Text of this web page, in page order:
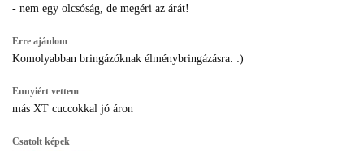
- nem egy olcsóság, de megéri az árát!
Erre ajánlom
Komolyabban bringázóknak élménybringázásra. :)
Ennyiért vettem
más XT cuccokkal jó áron
Csatolt képek